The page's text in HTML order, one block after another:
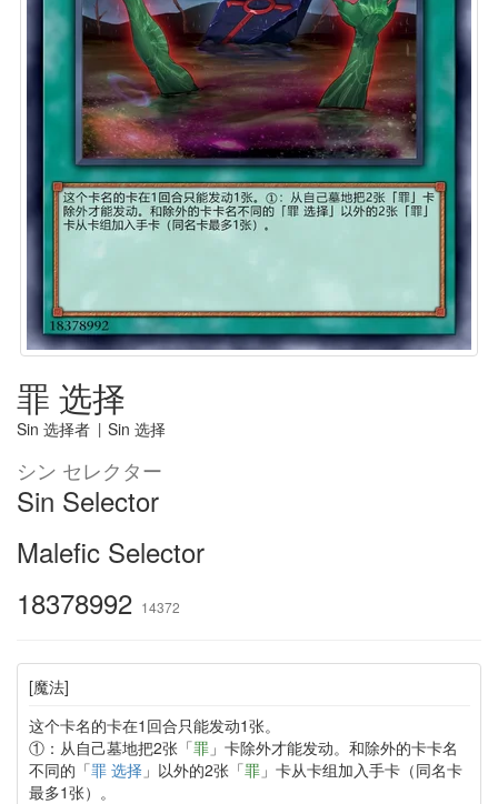
罪 选择
Sin 选择者 | Sin 选择
シン セレクター
Sin Selector
Malefic Selector
18378992 14372
[魔法]
这个卡名的卡在1回合只能发动1张。
①：从自己墓地把2张「罪」卡除外才能发动。和除外的卡卡名
不同的「罪 选择」以外的2张「罪」卡从卡组加入手卡（同名卡
最多1张）。